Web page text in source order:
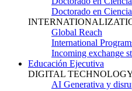
Doctorado en
Global Reach
International
Incoming exchange
Educación Ejecutiva
DIGITAL
AI Generativa y